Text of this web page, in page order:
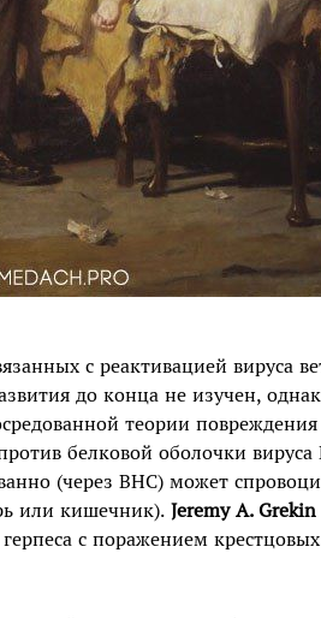
с реактивацией вируса
до конца не изучен,
теории
белковой оболочки
(через ВНС) может
или кишечник). Jeremy A. Grekin
с поражением